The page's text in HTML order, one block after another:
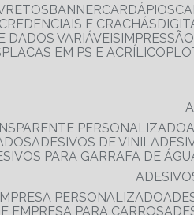
BANNER CARDÁPIOS
CREDENCIAIS E CRACHÁS
DADOS VARIÁVEIS
PLACAS EM PS E ACRÍLICO
PERSONALIZADO
ADESIVOS DE VINIL
PARA GARRAFA DE
PERSONALIZADO
EMPRESA PARA CARROS